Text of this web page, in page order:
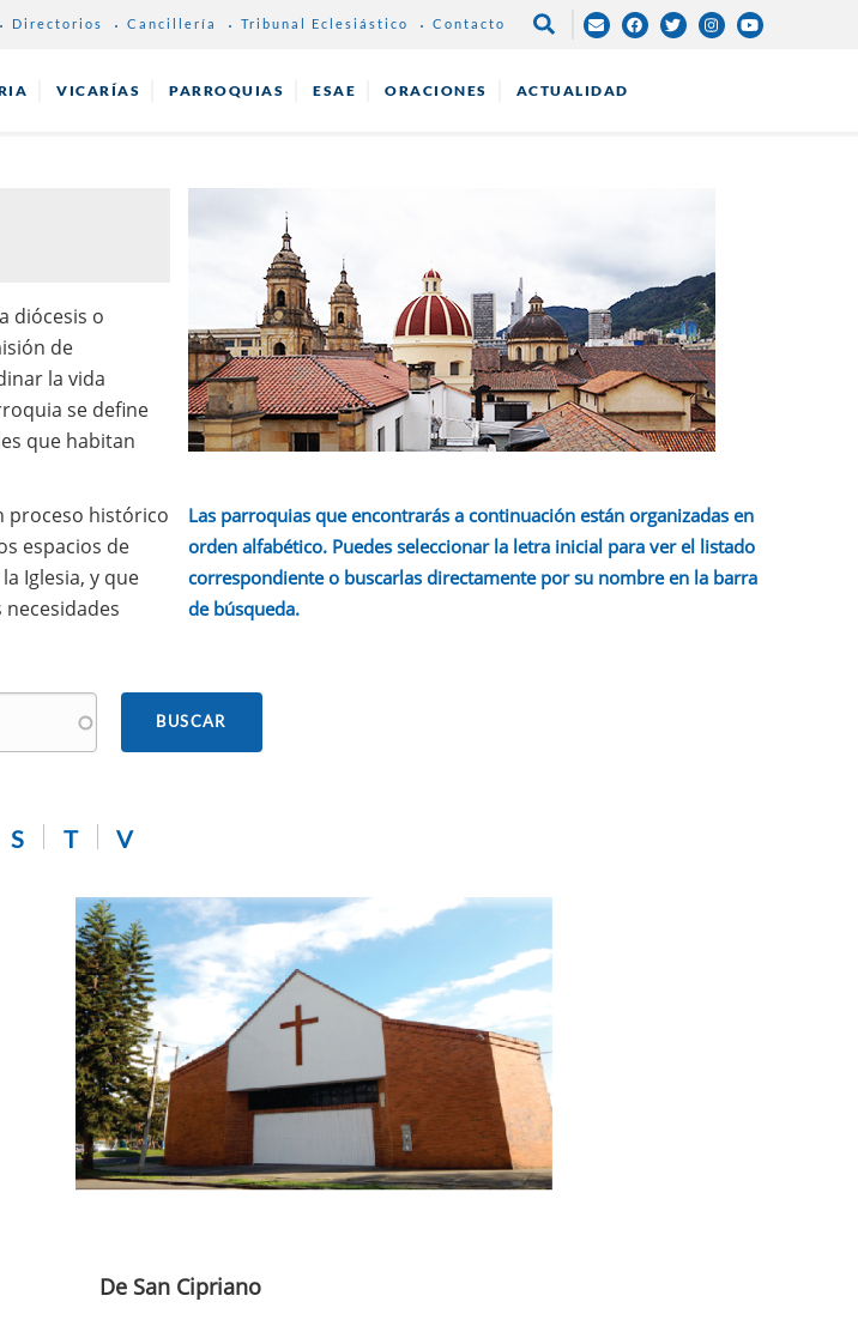
Directorios Cancillería Tribunal Eclesiástico Contacto
VICARÍAS PARROQUIAS ESAE ORACIONES ACTUALIDAD
diócesis o
de
la vida
se define
que habitan
proceso histórico
espacios de
Iglesia, y que
Las parroquias que encontrarás a continuación están organizadas en
orden alfabético. Puedes seleccionar la letra inicial para ver el listado
correspondiente o buscarlas directamente por su nombre en la barra
de búsqueda.
S T V
De San Cipriano